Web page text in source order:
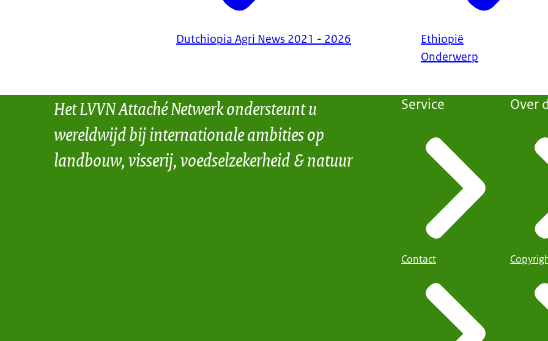
Dutchiopia Agri News 2021 - 2026
Ethiopië
Onderwerp
Het LVVN Attaché Netwerk ondersteunt u
wereldwijd bij internationale ambities op
landbouw, visserij, voedselzekerheid & natuur
Service
Contact
Over